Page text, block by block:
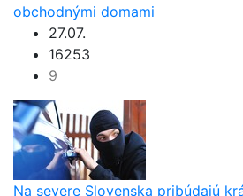
obchodnými domami
27.07.
16253
9
Na severe Slovenska pribúdajú